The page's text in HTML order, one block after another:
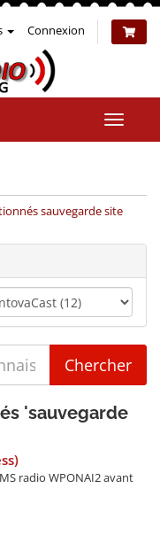
Connexion
la
sauvegarde site
'sauvegarde
radio WPONAI2 avant